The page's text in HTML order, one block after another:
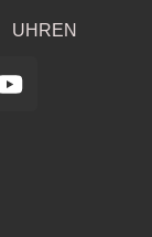
UHREN